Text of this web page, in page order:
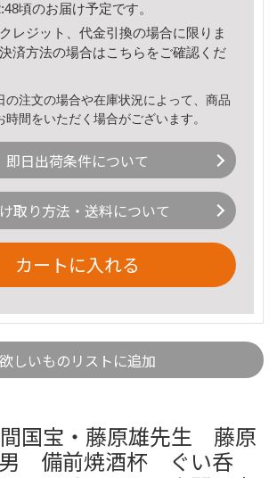
頃のお届け予定です。
レジット、代金引換の場合に限りま
済方法の場合はこちら をご確認くだ
注文の場合や在庫状況によって、商品
時間をいただく場合がございます。
即日出荷条件について
取り方法・送料について
カートに入れる
欲しいものリストに追加
間国宝・藤原雄先生 藤原
男 備前焼酒杯 ぐい呑